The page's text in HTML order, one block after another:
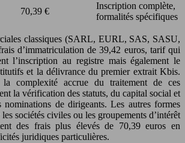
70,39 €
Inscription complète,
formalités spécifiques
classiques (SARL, EURL, SAS, SASU,
d’immatriculation de 39,42 euros, tarif qui
l’inscription au registre mais également le
et la délivrance du premier extrait Kbis.
complexité accrue du traitement de ces
la vérification des statuts, du capital social et
de dirigeants. Les autres formes
sociétés civiles ou les groupements d’intérêt
des frais plus élevés de 70,39 euros en
juridiques particulières.